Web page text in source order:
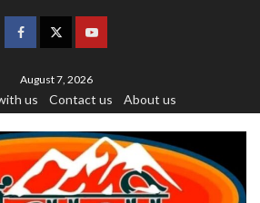
August 7, 2026
us Contact us About us